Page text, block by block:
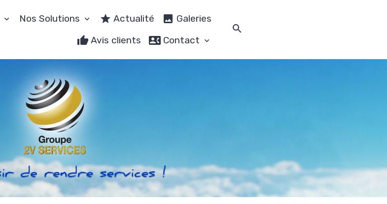
Nos Solutions Actualité
Galeries
Avis clients
Contact